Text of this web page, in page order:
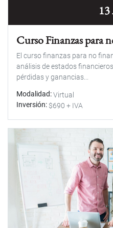
Curso Finanzas para
El curso finanzas para no
análisis de estados
pérdidas y ganancias...
Modalidad Virtual
Inversión $690 + IVA